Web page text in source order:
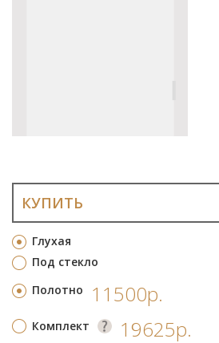
Глухая
Под стекло
КУПИТЬ
Полотно 11500р.
Комплект 19625р.